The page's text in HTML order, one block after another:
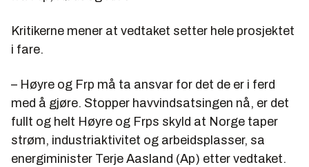
Kritikerne mener at vedtaket setter hele prosjektet
i fare.
– Høyre og Frp må ta ansvar for det de er i ferd
med å gjøre. Stopper havvindsatsingen nå, er det
fullt og helt Høyre og Frps skyld at Norge taper
strøm, industriaktivitet og arbeidsplasser, sa
energiminister Terje Aasland (Ap) etter vedtaket.